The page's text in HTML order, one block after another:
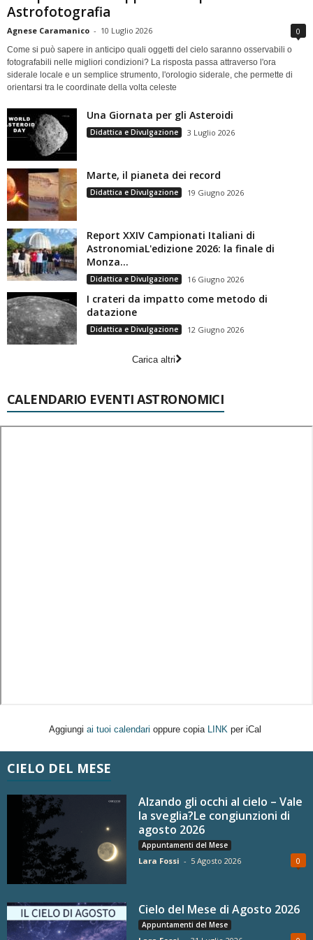
Astrofotografia
Agnese Caramanico - 10 Luglio 2026 0
Come si può sapere in anticipo quali oggetti del cielo saranno osservabili o
fotografabili nelle migliori condizioni? La risposta passa attraverso l'ora
siderale locale e un semplice strumento, l'orologio siderale, che permette di
orientarsi tra le coordinate della volta celeste
Una Giornata per gli Asteroidi
Didattica e Divulgazione 3 Luglio 2026
Marte, il pianeta dei record
Didattica e Divulgazione 19 Giugno 2026
Report XXIV Campionati Italiani di
AstronomiaL'edizione 2026: la finale di
Monza...
Didattica e Divulgazione 16 Giugno 2026
I crateri da impatto come metodo di
datazione
Didattica e Divulgazione 12 Giugno 2026
Carica altri
CALENDARIO EVENTI ASTRONOMICI
Aggiungi ai tuoi calendari oppure copia LINK per iCal
CIELO DEL MESE
Alzando gli occhi al cielo – Vale
la sveglia?Le congiunzioni di
agosto 2026
Appuntamenti del Mese
Lara Fossi - 5 Agosto 2026 0
Cielo del Mese di Agosto 2026
Appuntamenti del Mese